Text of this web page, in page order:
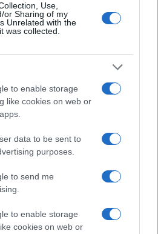
Use,
or Sharing of my
Unrelated with the
was collected.
to enable storage
like cookies on web or
data to be sent to
purposes.
to send me
to enable storage
cookies on web or
Pubblicità